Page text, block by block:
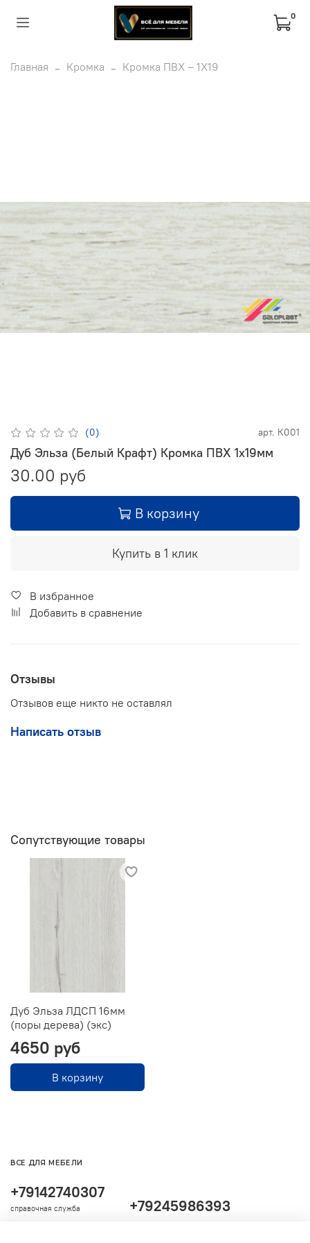
0
Главная Кромка Кромка ПВХ – 1Х19
(0) арт. К001
Дуб Эльза (Белый Крафт) Кромка ПВХ 1х19мм
30.00 руб
В корзину
Купить в 1 клик
В избранное
Добавить в сравнение
Отзывы
Отзывов еще никто не оставлял
Написать отзыв
Сопутствующие товары
Дуб Эльза ЛДСП 16мм
(поры дерева) (экс)
4650 руб
В корзину
+79142740307
справочная служба +79245986393
ВСЕ ДЛЯ МЕБЕЛИ